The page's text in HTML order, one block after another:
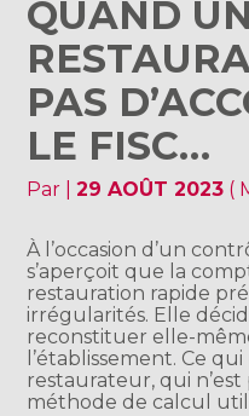
QUAND UN
PAS
LE FISC…
Par |29 AOÛT 2023 (
À l’occasion d’un
s’aperçoit que la
restauration rapide
irrégularités. Elle
reconstituer elle-
l’établissement. Ce
restaurateur, qui n’est
méthode de calcul